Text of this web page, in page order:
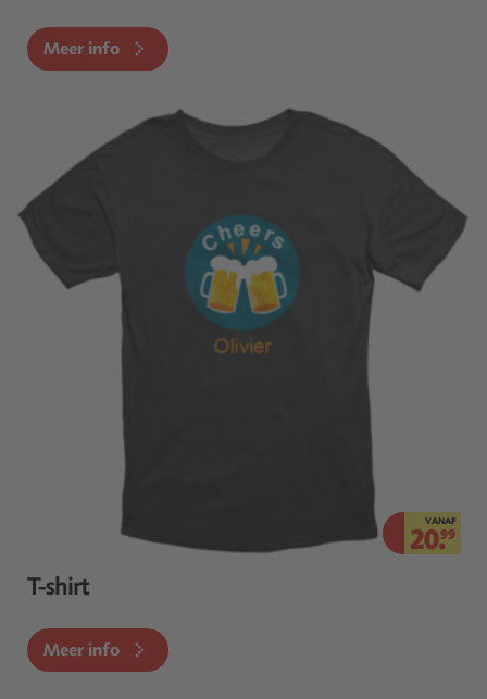
Meer info
VANAF
20.99
T-shirt
Meer info